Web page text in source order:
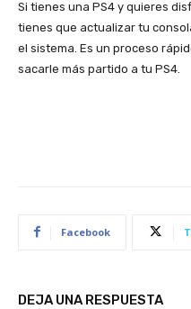
Si tienes una PS4 y quieres
tienes que actualizar tu
el sistema. Es un proceso
sacarle más partido a tu PS4.
Facebook
DEJA UNA RESPUESTA